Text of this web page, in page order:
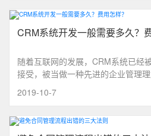
CRM系统开发一般需要多久？
随着互联网的发展，CRM系统已经
接受，被当做一种先进的企业管理
的产品及业务流程不同，都有自己
选用标准的CRM系统，就像上街购
等不同系列的码数，任君选择。
2019-10-7